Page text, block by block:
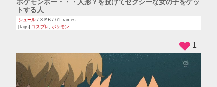
ポケモンボー・・・人形？を投げてセクシーな女の子をゲッ
トする人
シュール / 3 MB / 61 frames
[tags] コスプレ,ポケモン
1